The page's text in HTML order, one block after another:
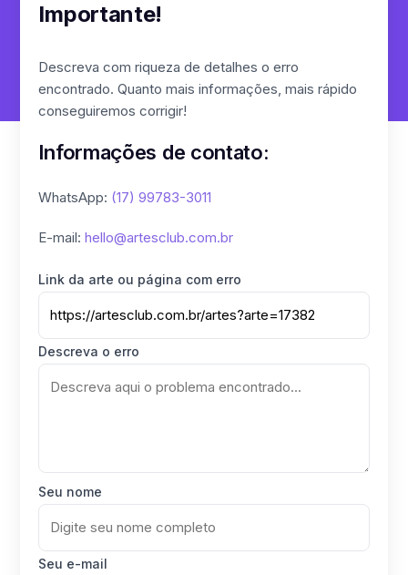
Texturas
Alfabeto 3D
Overlay
Emoticons
Importante!
Descreva com riqueza de detalhes o erro
encontrado. Quanto mais informações, mais rápido
conseguiremos corrigir!
Informações de contato:
WhatsApp: (17) 99783-3011
E-mail:hello@artesclub.com.br
Link da arte ou página com erro
Descreva o erro
Seu nome
Seu e-mail